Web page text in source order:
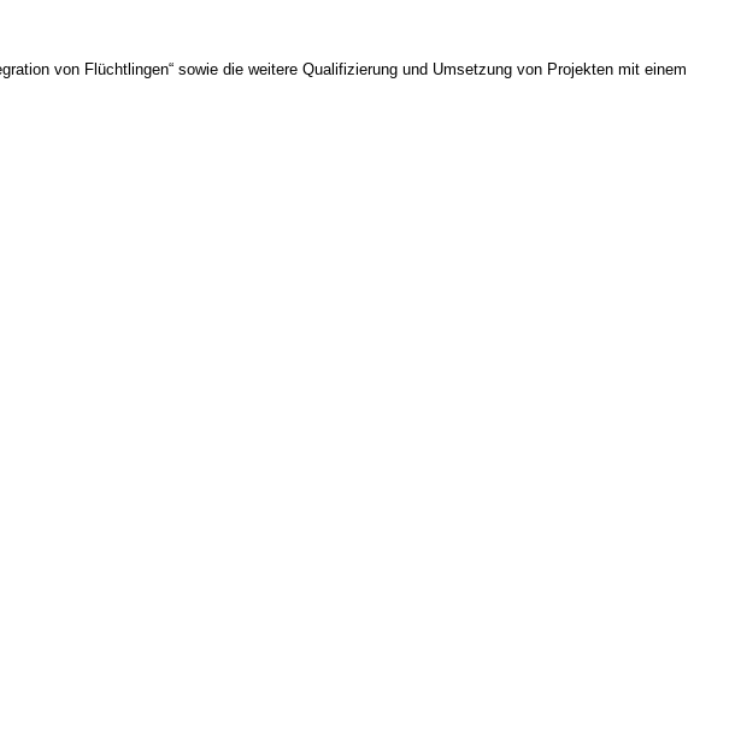
von Flüchtlingen“ sowie die weitere Qualifizierung und Umsetzung von Projekten mit einem